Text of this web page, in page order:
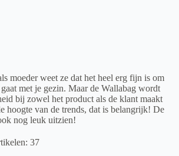
moeder weet ze dat het heel erg fijn is om
met je gezin. Maar de Wallabag wordt
bij zowel het product als de klant maakt
hoogte van de trends, dat is belangrijk! De
nog leuk uitzien!
37